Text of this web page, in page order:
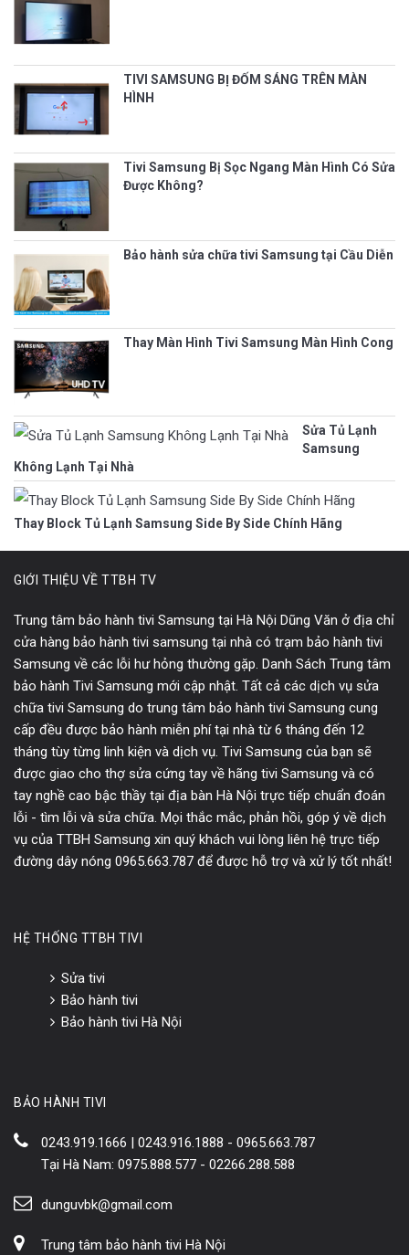
TIVI SAMSUNG BỊ ĐỐM SÁNG TRÊN MÀN
HÌNH
Tivi Samsung Bị Sọc Ngang Màn Hình Có Sửa
Được Không?
Bảo hành sửa chữa tivi Samsung tại Cầu Diễn
Thay Màn Hình Tivi Samsung Màn Hình Cong
Sửa Tủ Lạnh
Samsung
Không Lạnh Tại Nhà
Thay Block Tủ Lạnh Samsung Side By Side Chính Hãng
GIỚI THIỆU VỀ TTBH TV
Trung tâm bảo hành tivi Samsung tại Hà Nội Dũng Văn ở địa chỉ
cửa hàng bảo hành tivi samsung tại nhà có trạm bảo hành tivi
Samsung về các lỗi hư hỏng thường gặp. Danh Sách Trung tâm
bảo hành Tivi Samsung mới cập nhật. Tất cả các dịch vụ sửa
chữa tivi Samsung do trung tâm bảo hành tivi Samsung cung
cấp đều được bảo hành miễn phí tại nhà từ 6 tháng đến 12
tháng tùy từng linh kiện và dịch vụ. Tivi Samsung của bạn sẽ
được giao cho thợ sửa cứng tay về hãng tivi Samsung và có
tay nghề cao bậc thầy tại địa bàn Hà Nội trực tiếp chuẩn đoán
lỗi - tìm lỗi và sửa chữa. Mọi thắc mắc, phản hồi, góp ý về dịch
vụ của TTBH Samsung xin quý khách vui lòng liên hệ trực tiếp
đường dây nóng 0965.663.787 để được hỗ trợ và xử lý tốt nhất!
HỆ THỐNG TTBH TIVI
Sửa tivi
Bảo hành tivi
Bảo hành tivi Hà Nội
BẢO HÀNH TIVI
0243.919.1666 | 0243.916.1888 - 0965.663.787
Tại Hà Nam: 0975.888.577 - 02266.288.588
dunguvbk@gmail.com
Trung tâm bảo hành tivi Hà Nội